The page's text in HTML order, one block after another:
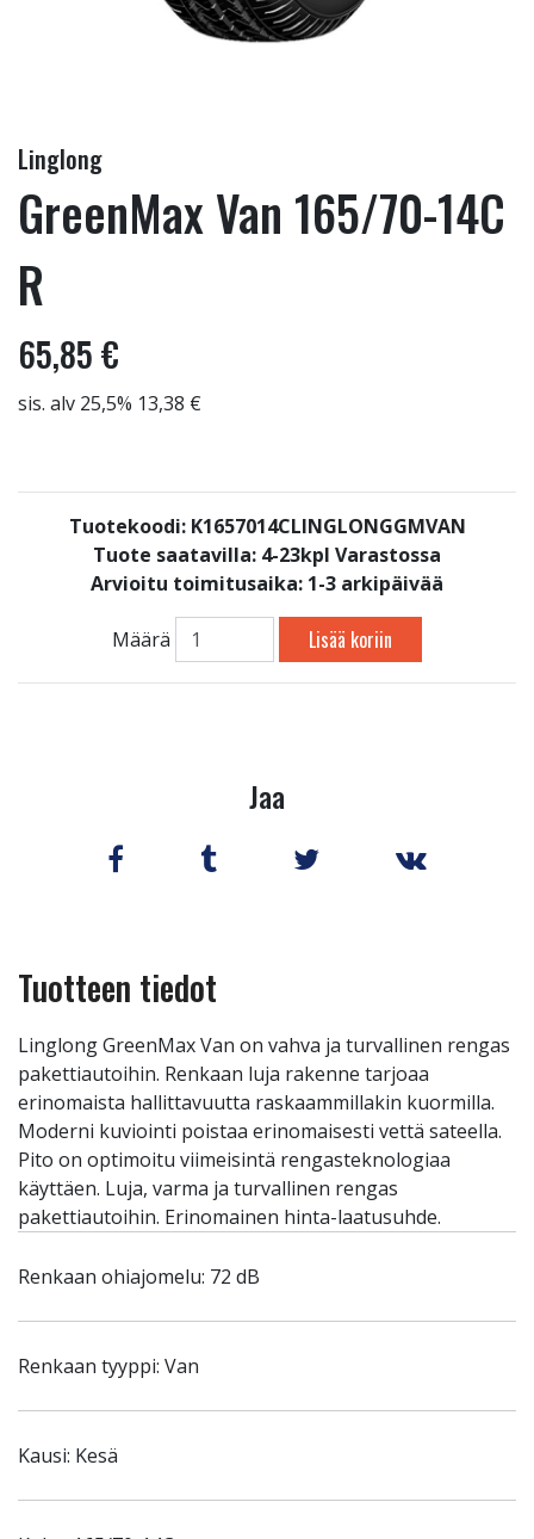
Linglong
GreenMax Van 165/70-14C
R
65,85 €
sis. alv 25,5% 13,38 €
Tuotekoodi: K1657014CLINGLONGGMVAN
Tuote saatavilla: 4-23kpl Varastossa
Arvioitu toimitusaika: 1-3 arkipäivää
Määrä Lisää koriin
Jaa
Tuotteen tiedot
Linglong GreenMax Van on vahva ja turvallinen rengas
pakettiautoihin. Renkaan luja rakenne tarjoaa
erinomaista hallittavuutta raskaammillakin kuormilla.
Moderni kuviointi poistaa erinomaisesti vettä sateella.
Pito on optimoitu viimeisintä rengasteknologiaa
käyttäen. Luja, varma ja turvallinen rengas
pakettiautoihin. Erinomainen hinta-laatusuhde.
Renkaan ohiajomelu: 72 dB
Renkaan tyyppi: Van
Kausi: Kesä